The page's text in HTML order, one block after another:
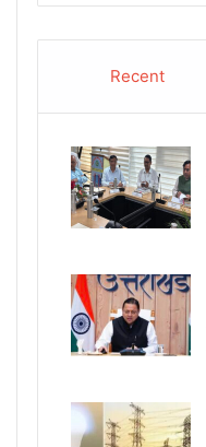
Recent